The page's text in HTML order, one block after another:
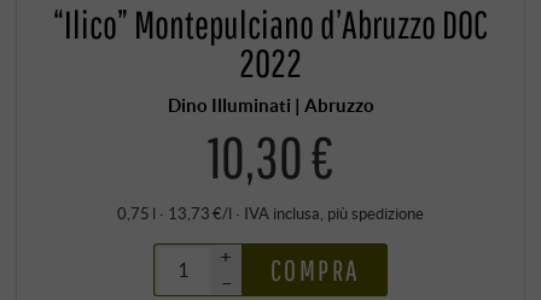
“Ilico” Montepulciano d’Abruzzo DOC
2022
Dino Illuminati | Abruzzo
10,30 €
0,75 l · 13,73 €/l · IVA inclusa , più spedizione
+
–
COMPRA